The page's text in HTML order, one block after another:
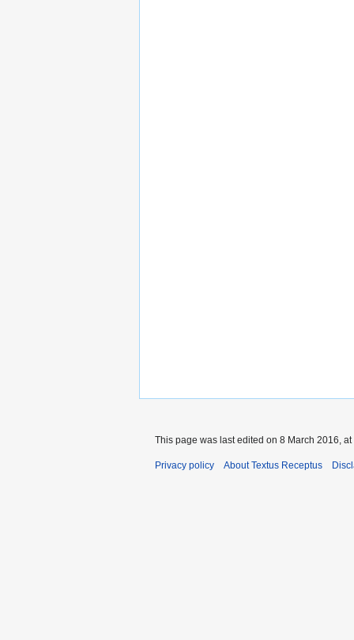
This page was last edited on 8 March 2016, at
Privacy policy About Textus Receptus